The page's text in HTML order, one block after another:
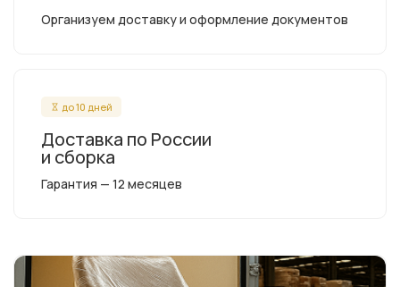
Организуем доставку и оформление документов
до 10 дней
Доставка по России
и сборка
Гарантия — 12 месяцев